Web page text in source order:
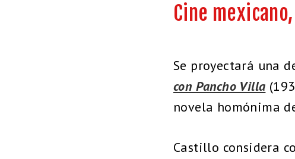
Cine
Se proyectará una
con Pancho Villa
novela homónima
Castillo considera